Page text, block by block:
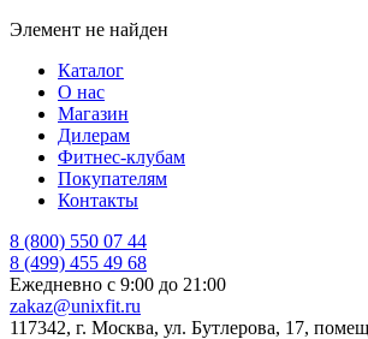
Элемент не найден
Каталог
О нас
Магазин
Дилерам
Фитнес-клубам
Покупателям
Контакты
8 (800) 550 07 44
8 (499) 455 49 68
Ежедневно с 9:00 до 21:00
zakaz@unixfit.ru
117342, г. Москва, ул. Бутлерова, 17,